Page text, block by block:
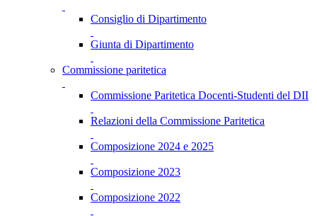
Consiglio di Dipartimento
Giunta di Dipartimento
Commissione paritetica
Commissione Paritetica Docenti-Studenti del DII
Relazioni della Commissione Paritetica
Composizione 2024 e 2025
Composizione 2023
Composizione 2022